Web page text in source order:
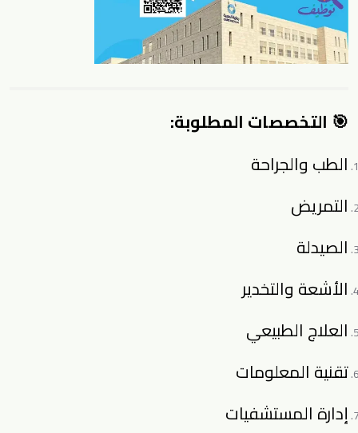
🎯 التخصصات المطلوبة:
الطب والجراحة
التمريض
الصيدلة
الأشعة والتخدير
العلاج الطبيعي
تقنية المعلومات
إدارة المستشفيات